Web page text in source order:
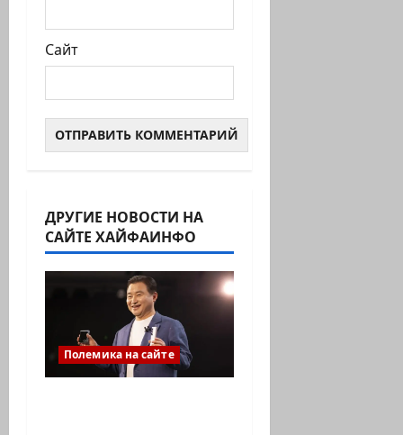
Сайт
ДРУГИЕ НОВОСТИ НА
САЙТЕ ХАЙФАИНФО
Полемика на сайте